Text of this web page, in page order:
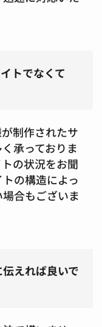
トでなくて
制作されたサ
承っておりま
の状況をお聞
の構造によっ
合もございま
えれば良いで